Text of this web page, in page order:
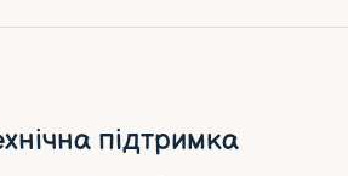
підтримка